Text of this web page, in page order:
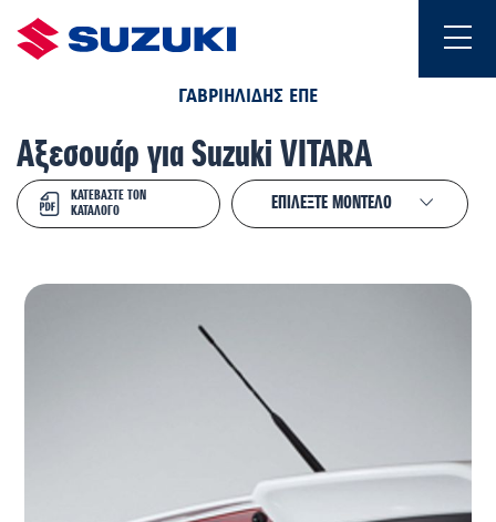
ΓΑΒΡΙΗΛΙΔΗΣ ΕΠΕ
Αξεσουάρ για Suzuki VITARA
ΚΑΤΕΒΑΣΤΕ ΤΟΝ
ΚΑΤΑΛΟΓΟ